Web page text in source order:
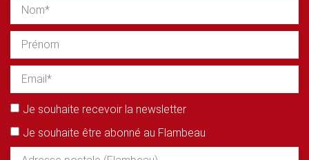
Je souhaite recevoir la newsletter
Je souhaite être abonné au Flambeau